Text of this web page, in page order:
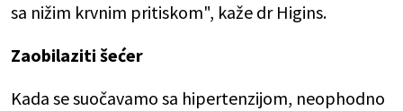
sa nižim krvnim pritiskom", kaže dr Higins.
Zaobilaziti šećer
Kada se suočavamo sa hipertenzijom, neophodno